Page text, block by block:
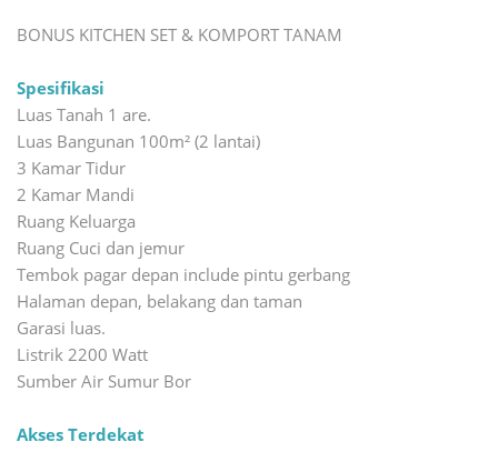
BONUS KITCHEN SET & KOMPORT TANAM
Spesifikasi
Luas Tanah 1 are.
Luas Bangunan 100m² (2 lantai)
3 Kamar Tidur
2 Kamar Mandi
Ruang Keluarga
Ruang Cuci dan jemur
Tembok pagar depan include pintu gerbang
Halaman depan, belakang dan taman
Garasi luas.
Listrik 2200 Watt
Sumber Air Sumur Bor
Akses Terdekat